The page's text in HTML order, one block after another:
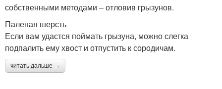
собственными методами – отловив грызунов.
Паленая шерсть
Если вам удастся поймать грызуна, можно слегка
подпалить ему хвост и отпустить к сородичам.
читать дальше →